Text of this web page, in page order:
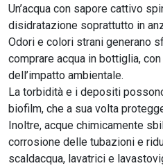
Un’acqua con sapore cattivo
disidratazione soprattutto in
Odori e colori strani generano
comprare acqua in bottiglia,
dell’impatto ambientale.
La torbidità e i depositi
biofilm, che a sua volta
Inoltre, acque chimicamente
corrosione delle tubazioni e
scaldacqua, lavatrici e